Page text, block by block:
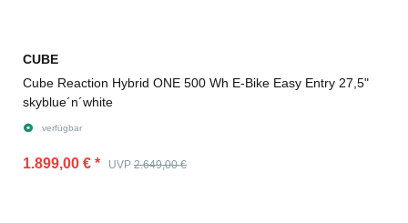
CUBE
Cube Reaction Hybrid ONE 500 Wh E-Bike Easy Entry 27,5"
skyblue´n´white
verfügbar
1.899,00 € * UVP 2.649,00 €